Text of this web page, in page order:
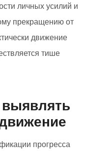
личных усилий и
прекращению от
движение
тише
прогресса